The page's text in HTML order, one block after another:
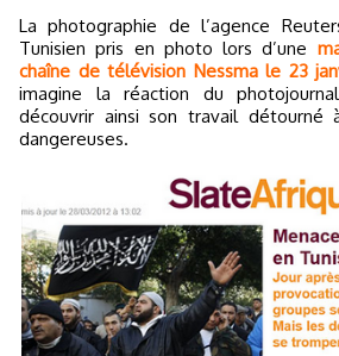
La photographie de l’agence
Tunisien pris en photo lors d’une
chaîne de télévision Nessma le 23
imagine la réaction du
découvrir ainsi son travail détourné
dangereuses.